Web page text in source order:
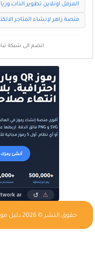
المزمل اونلاين تطوير الذات
منصة زاهر لإنشاء المتاجر
انضم الى شبكة
حقوق النشر © 2026 دليل